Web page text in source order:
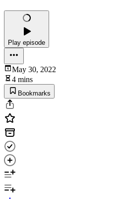
Play episode
May 30, 2022
4 mins
Bookmarks